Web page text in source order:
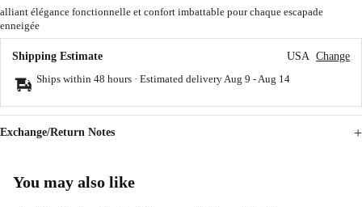
alliant élégance fonctionnelle et confort imbattable pour chaque escapade
enneigée
Shipping Estimate USA Change
Ships within 48 hours · Estimated delivery Aug 9 - Aug 14
Exchange/Return Notes
You may also like